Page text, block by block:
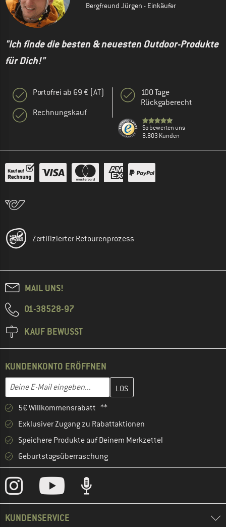
Bergfreund Jürgen - Einkäufer
"Ich finde die besten & neuesten Outdoor-Produkte
für Dich!"
Portofrei ab 69 € (AT)
Rechnungskauf
100 Tage
Rückgaberecht
So bewerten uns
8.803 Kunden
Zertifizierter Retourenprozess
MAIL UNS!
01-38528-97
KAUF BEWUSST
KUNDENKONTO ERÖFFNEN
E-Mail-Adresse
Gib hier deine E-Mail-Adresse ein und erstelle im nächsten
5€ Willkommensrabatt **
Exklusiver Zugang zu Rabattaktionen
Speichere Produkte auf Deinem Merkzettel
Geburtstagsüberraschung
KUNDENSERVICE